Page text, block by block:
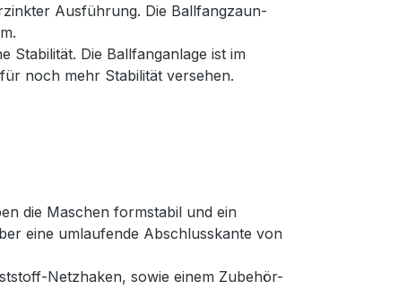
Ausführung. Die Ballfangzaun-
Stabilität. Die Ballfanganlage ist im
noch mehr Stabilität versehen.
die Maschen formstabil und ein
eine umlaufende Abschlusskante von
Netzhaken, sowie einem Zubehör-